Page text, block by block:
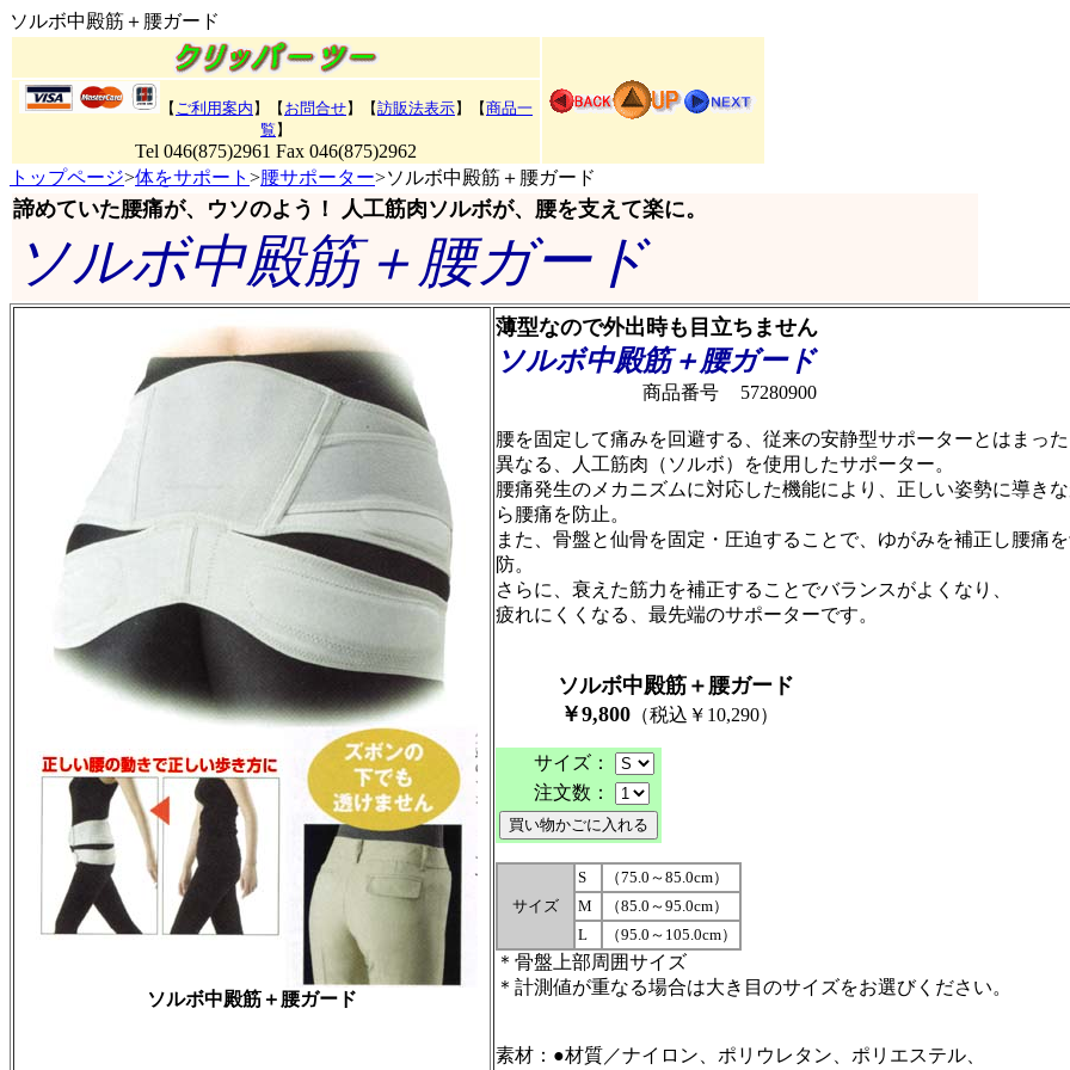
ソルボ中殿筋＋腰ガード
【 ご利用案内 】【 お問合せ】【訪販法表示】 【商品一
覧 】
Tel 046(875)2961 Fax 046(875)2962
トップページ>体をサポート >腰サポーター>ソルボ中殿筋＋腰ガード
諦めていた腰痛が、ウソのよう！ 人工筋肉ソルボが、腰を支えて楽に。
ソルボ中殿筋＋腰ガード
ソルボ中殿筋＋腰ガード
薄型なので外出時も目立ちません
ソルボ中殿筋＋腰ガード
商品番号 57280900
腰を固定して痛みを回避する、従来の安静型サポーターとはまっ
異なる、人工筋肉（ソルボ）を使用したサポーター。
腰痛発生のメカニズムに対応した機能により、正しい姿勢に導き
ら腰痛を防止。
また、骨盤と仙骨を固定・圧迫することで、ゆがみを補正し腰痛
防。
さらに、衰えた筋力を補正することでバランスがよくなり、
疲れにくくなる、最先端のサポーターです。
ソルボ中殿筋＋腰ガード
￥9,800 （税込￥10,290）
サイズ：
注文数：
サイズ
S
（75.0～85.0cm）
M
（85.0～95.0cm）
L
（95.0～105.0cm）
＊骨盤上部周囲サイズ
＊計測値が重なる場合は大き目のサイズをお選びください。
素材：●材質／ナイロン、ポリウレタン、ポリエステル、